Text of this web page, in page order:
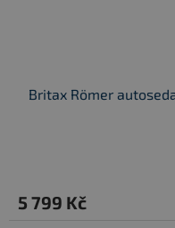
Britax Römer
5 799 Kč